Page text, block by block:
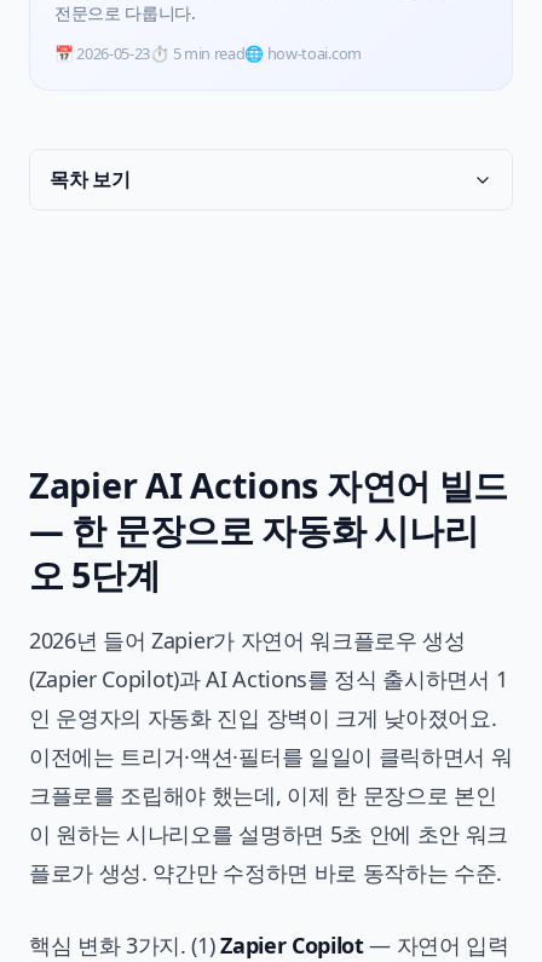
전문으로 다룹니다.
📅2026-05-23⏱️ 5 min read🌐 how-toai.com
목차 보기
Zapier AI Actions 자연어 빌드
— 한 문장으로 자동화 시나리
오 5단계
2026년 들어 Zapier가 자연어 워크플로우 생성
(Zapier Copilot)과 AI Actions를 정식 출시하면서 1
인 운영자의 자동화 진입 장벽이 크게 낮아졌어요.
이전에는 트리거·액션·필터를 일일이 클릭하면서 워
크플로를 조립해야 했는데, 이제 한 문장으로 본인
이 원하는 시나리오를 설명하면 5초 안에 초안 워크
플로가 생성. 약간만 수정하면 바로 동작하는 수준.
핵심 변화 3가지. (1)Zapier Copilot— 자연어 입력